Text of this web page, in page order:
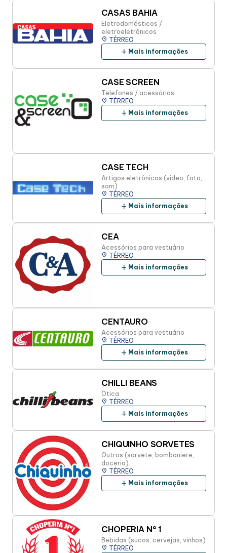
CASAS BAHIA
Eletrodomésticos /
eletroeletrônicos
place TÉRREO
add Mais informações
CASE SCREEN
Telefones / acessórios
place TÉRREO
add Mais informações
CASE TECH
Artigos eletrônicos (video, foto,
som)
place TÉRREO
add Mais informações
CEA
Acessórios para vestuário
place TÉRREO
add Mais informações
CENTAURO
Acessórios para vestuário
place TÉRREO
add Mais informações
CHILLI BEANS
Ótica
place TÉRREO
add Mais informações
CHIQUINHO SORVETES
Outros (sorvete, bomboniere,
doceria)
place TÉRREO
add Mais informações
CHOPERIA N° 1
Bebidas (sucos, cervejas, vinhos)
place TÉRREO